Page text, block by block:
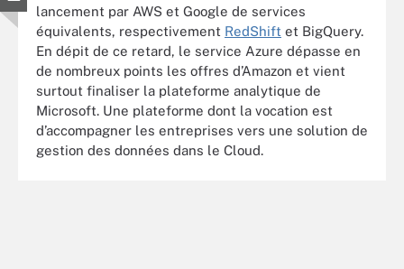
lancement par AWS et Google de services
équivalents, respectivement RedShift et BigQuery.
En dépit de ce retard, le service Azure dépasse en
de nombreux points les offres d’Amazon et vient
surtout finaliser la plateforme analytique de
Microsoft. Une plateforme dont la vocation est
d’accompagner les entreprises vers une solution de
gestion des données dans le Cloud.